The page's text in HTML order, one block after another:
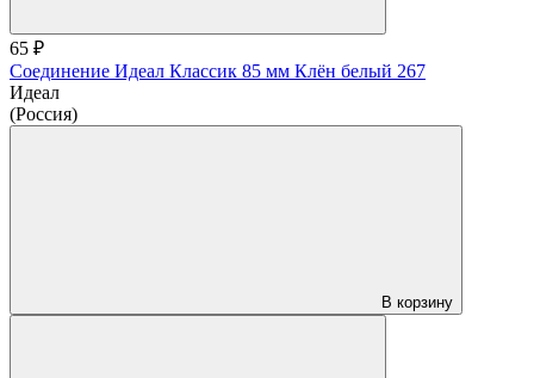
65 ₽
Соединение Идеал Классик 85 мм Клён белый 267
Идеал
(Россия)
В корзину